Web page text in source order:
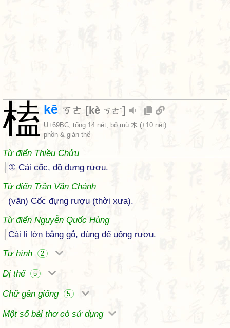
榼 kē ㄎㄜ [kè ㄎㄜˋ]
U+69BC, tổng 14 nét, bộ mù 木 (+10 nét)
phồn & giản thể
Từ điển Thiều Chửu
① Cái cốc, đồ đựng rượu.
Từ điển Trần Văn Chánh
(văn) Cốc đựng rượu (thời xưa).
Từ điển Nguyễn Quốc Hùng
Cái li lớn bằng gỗ, dùng để uống rượu.
Tự hình
2
Dị thể 5
Chữ gần giống 5
Một số bài thơ có sử dụng